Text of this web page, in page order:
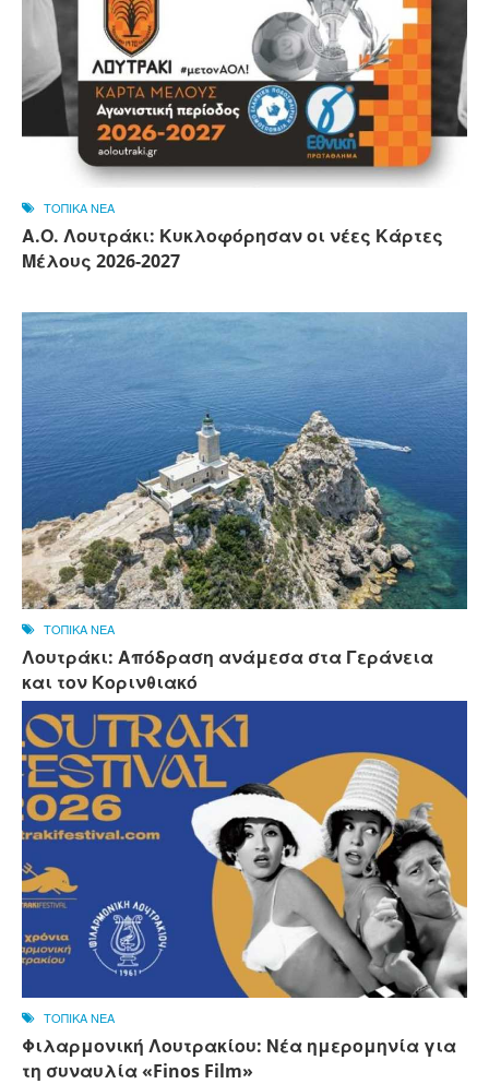
ΤΟΠΙΚΑ ΝΕΑ
Α.Ο. Λουτράκι: Κυκλοφόρησαν οι νέες Κάρτες
Μέλους 2026-2027
ΤΟΠΙΚΑ ΝΕΑ
Λουτράκι: Απόδραση ανάμεσα στα Γεράνεια
και τον Κορινθιακό
ΤΟΠΙΚΑ ΝΕΑ
Φιλαρμονική Λουτρακίου: Νέα ημερομηνία για
τη συναυλία «Finos Film»